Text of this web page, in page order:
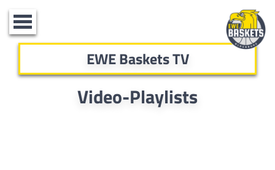
Toggle
navigation
EWE Baskets TV
Video-Playlists